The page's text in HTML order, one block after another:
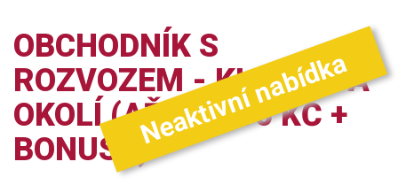
OBCHODNÍK S
ROZVOZEM - KLADNO A
OKOLÍ (AŽ 50 000 KČ +
BONUSY)Neaktivní nabídka